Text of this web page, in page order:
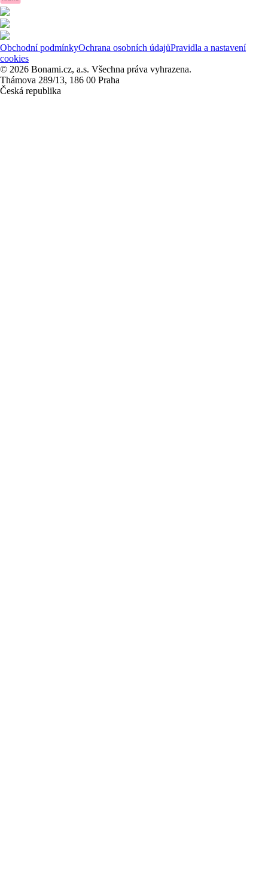
Obchodní podmínkyOchrana osobních údajůPravidla a nastavení
cookies
© 2026 Bonami.cz, a.s. Všechna práva vyhrazena.
Thámova 289/13, 186 00 Praha
Česká republika